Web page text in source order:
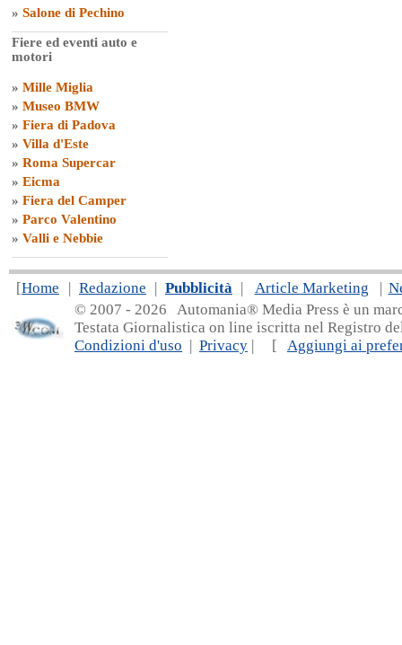
» Salone di Pechino
Fiere ed eventi auto e
motori
» Mille Miglia
» Museo BMW
» Fiera di Padova
» Villa d'Este
» Roma Supercar
» Eicma
» Fiera del Camper
» Parco Valentino
» Valli e Nebbie
[Home | Redazione | Pubblicità | Article Marketing |
© 2007 - 2026 Automania® Media Press è un
Testata Giornalistica on line iscritta nel Registro
Condizioni d'uso | Privacy | [ Aggiungi ai